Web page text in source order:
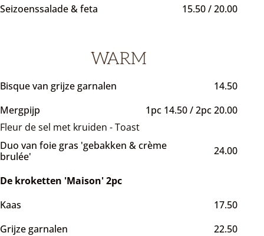
Seizoenssalade & feta
15.50 / 20.00
WARM
Bisque van grijze garnalen
14.50
Mergpijp
1pc 14.50 / 2pc 20.00
Fleur de sel met kruiden - Toast
Duo van foie gras 'gebakken & crème
brulée'
24.00
De kroketten 'Maison' 2pc
Kaas
17.50
Grijze garnalen
22.50